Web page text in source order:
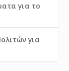
για το
για